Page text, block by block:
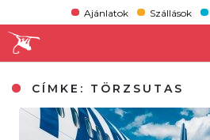
Ajánlatok Szállások
CÍMKE: TÖRZSUTAS